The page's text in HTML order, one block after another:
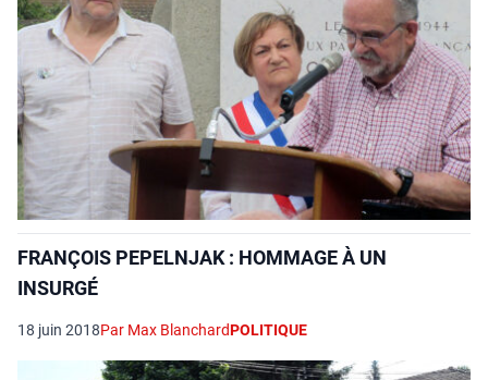
FRANÇOIS PEPELNJAK : HOMMAGE À UN
INSURGÉ
18 juin 2018Par Max BlanchardPOLITIQUE